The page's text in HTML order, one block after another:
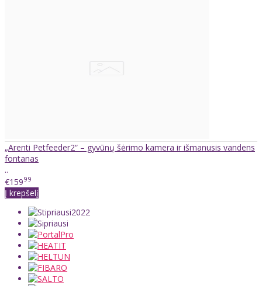
„Arenti Petfeeder2“ – gyvūnų šėrimo kamera ir išmanusis vandens
fontanas
..
€15999
Į krepšelį